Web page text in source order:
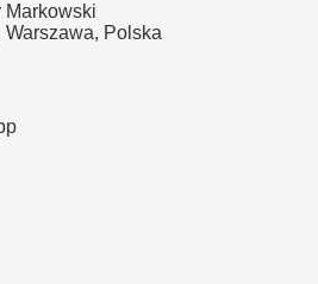
Markowski
Polska